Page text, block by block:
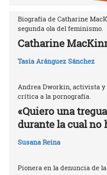
Biografía de Catharine
segunda ola del feminismo.
Catharine
Tasia Aránguez Sánchez
Andrea Dworkin, activista
crítica a la pornografía.
«Quiero una
durante la cual no
Susana Reina
Pionera en la denuncia de